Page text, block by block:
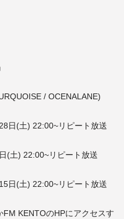
/ OCENALANE)
日(土) 22:00~リピート放送
(土) 22:00~リピート放送
日(土) 22:00~リピート放送
KENTOのHPにアクセスす